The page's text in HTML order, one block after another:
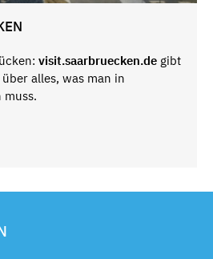
visit.saarbruecken.de gibt
alles, was man in
muss.